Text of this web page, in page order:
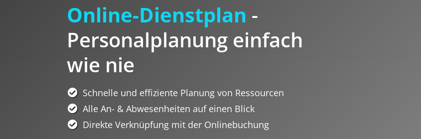
Online-Dienstplan -
Personalplanung einfach
wie nie
Schnelle und effiziente Planung von Ressourcen
Alle An- & Abwesenheiten auf einen Blick
Direkte Verknüpfung mit der Onlinebuchung